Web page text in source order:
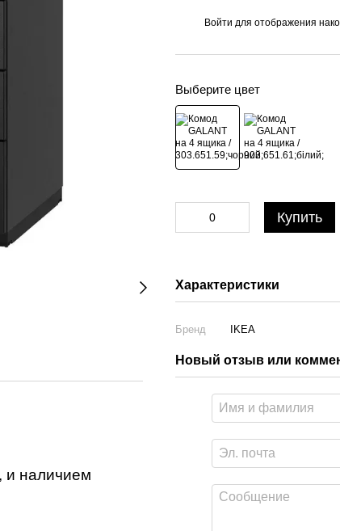
и наличием
Войти для отображения
Выберите цвет
Купить
Характеристики
Бренд IKEA
Новый отзыв или